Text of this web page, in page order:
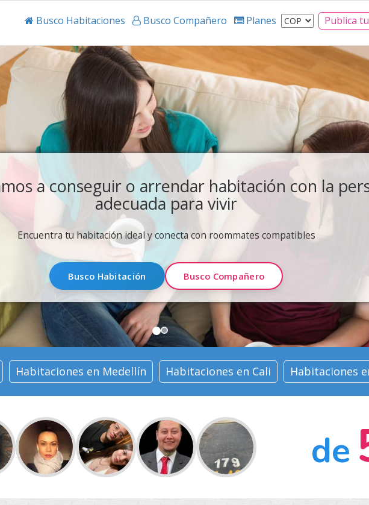
Busco Habitaciones Busco Compañero Planes Publica
Rumis Emprendedor
tu negocio en nuestra plataforma. Ayudamos a emprendedores a dar a
conocer sus productos, servicios y empresas a toda nuestra comunidad.
Únete a nuestra comunidad
Habitaciones en Medellín Habitaciones en Cali Habitaciones
de